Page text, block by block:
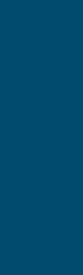
webbplats
webbplats